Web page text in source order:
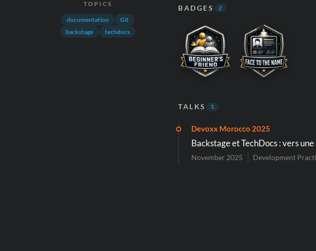
TOPICS
documentation
Git
backstage
techdocs
BADGES 2
TALKS 1
Devoxx Morocco 2025
Backstage et TechDocs : vers
November 2025 Development